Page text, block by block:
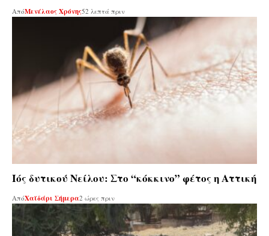
ΑπόΜενέλαος Χρόνης52 λεπτά πριν
Ιός δυτικού Νείλου: Στο “κόκκινο” φέτος η Αττική
ΑπόΧαϊδάρι Σήμερα2 ώρες πριν